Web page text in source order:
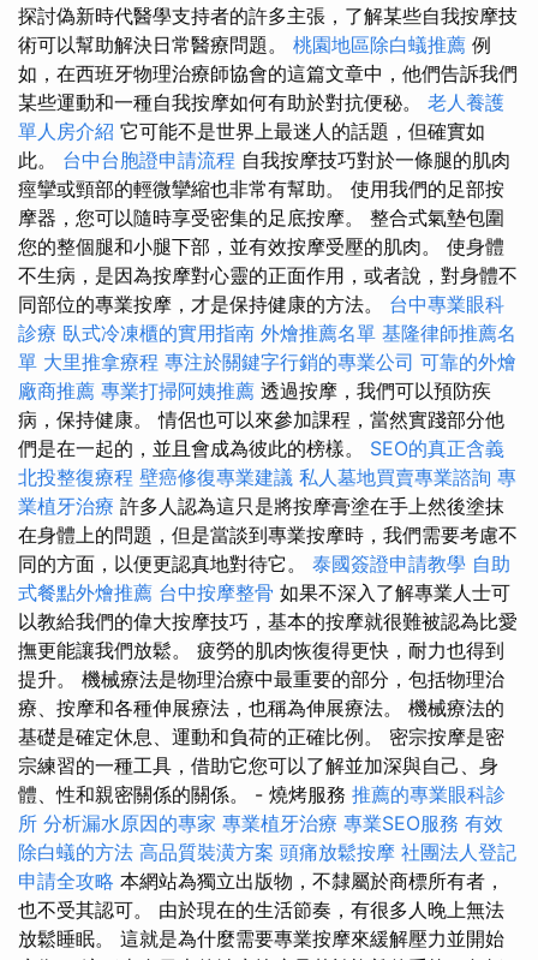
探討偽新時代醫學支持者的許多主張，了解某些自我按摩技
術可以幫助解決日常醫療問題。 桃園地區除白蟻推薦 例
如，在西班牙物理治療師協會的這篇文章中，他們告訴我們
某些運動和一種自我按摩如何有助於對抗便秘。 老人養護
單人房介紹 它可能不是世界上最迷人的話題，但確實如
此。 台中台胞證申請流程 自我按摩技巧對於一條腿的肌肉
痙攣或頸部的輕微攣縮也非常有幫助。 使用我們的足部按
摩器，您可以隨時享受密集的足底按摩。 整合式氣墊包圍
您的整個腿和小腿下部，並有效按摩受壓的肌肉。 使身體
不生病，是因為按摩對心靈的正面作用，或者說，對身體不
同部位的專業按摩，才是保持健康的方法。 台中專業眼科
診療 臥式冷凍櫃的實用指南 外燴推薦名單 基隆律師推薦名
單 大里推拿療程 專注於關鍵字行銷的專業公司 可靠的外燴
廠商推薦 專業打掃阿姨推薦 透過按摩，我們可以預防疾
病，保持健康。 情侶也可以來參加課程，當然實踐部分他
們是在一起的，並且會成為彼此的榜樣。 SEO的真正含義
北投整復療程 壁癌修復專業建議 私人墓地買賣專業諮詢 專
業植牙治療 許多人認為這只是將按摩膏塗在手上然後塗抹
在身體上的問題，但是當談到專業按摩時，我們需要考慮不
同的方面，以便更認真地對待它。 泰國簽證申請教學 自助
式餐點外燴推薦 台中按摩整骨 如果不深入了解專業人士可
以教給我們的偉大按摩技巧，基本的按摩就很難被認為比愛
撫更能讓我們放鬆。 疲勞的肌肉恢復得更快，耐力也得到
提升。 機械療法是物理治療中最重要的部分，包括物理治
療、按摩和各種伸展療法，也稱為伸展療法。 機械療法的
基礎是確定休息、運動和負荷的正確比例。 密宗按摩是密
宗練習的一種工具，借助它您可以了解並加深與自己、身
體、性和親密關係的關係。 - 燒烤服務 推薦的專業眼科診
所 分析漏水原因的專家 專業植牙治療 專業SEO服務 有效
除白蟻的方法 高品質裝潢方案 頭痛放鬆按摩 社團法人登記
申請全攻略 本網站為獨立出版物，不隸屬於商標所有者，
也不受其認可。 由於現在的生活節奏，有很多人晚上無法
放鬆睡眠。 這就是為什麼需要專業按摩來緩解壓力並開始